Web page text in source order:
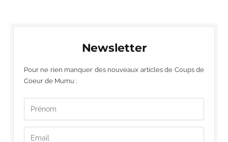
Newsletter
Pour ne rien manquer des nouveaux articles de Coups de
Coeur de Mumu :